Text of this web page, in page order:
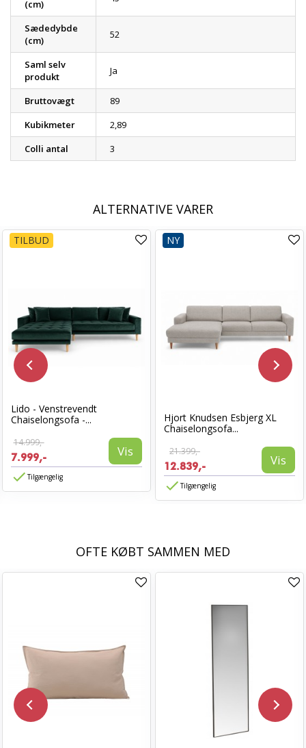
(cm)
Sædedybde
(cm)
52
Saml selv
produkt
Ja
Bruttovægt
89
Kubikmeter
2,89
Colli antal
3
ALTERNATIVE VARER
TILBUD
Lido - Venstrevendt
Chaiselongsofa -...
14.999,-
7.999,- Vis
Tilgængelig
NY
Hjort Knudsen Esbjerg XL
Chaiselongsofa...
21.399,-
12.839,- Vis
Tilgængelig
OFTE KØBT SAMMEN MED